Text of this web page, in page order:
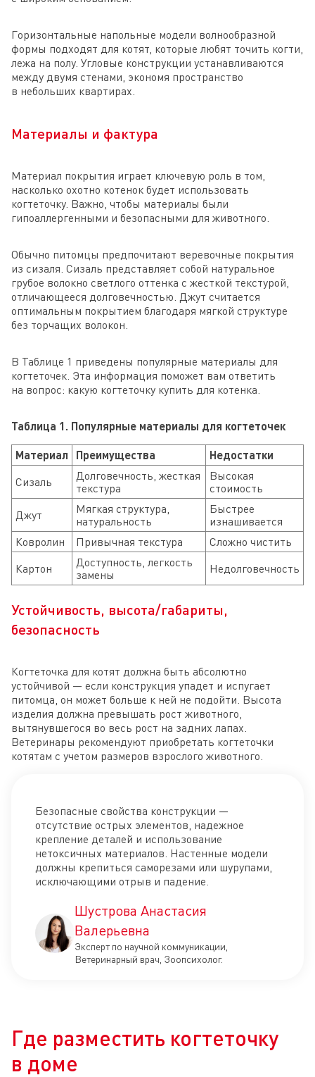
Горизонтальные напольные модели волнообразной
формы подходят для котят, которые любят точить когти,
лежа на полу. Угловые конструкции устанавливаются
между двумя стенами, экономя пространство
в небольших квартирах.
Материалы и фактура
Материал покрытия играет ключевую роль в том,
насколько охотно котенок будет использовать
когтеточку. Важно, чтобы материалы были
гипоаллергенными и безопасными для животного.
Обычно питомцы предпочитают веревочные покрытия
из сизаля. Сизаль представляет собой натуральное
грубое волокно светлого оттенка с жесткой текстурой,
отличающееся долговечностью. Джут считается
оптимальным покрытием благодаря мягкой структуре
без торчащих волокон.
В Таблице 1 приведены популярные материалы для
когтеточек. Эта информация поможет вам ответить
на вопрос: какую когтеточку купить для котенка.
Таблица 1. Популярные материалы для когтеточек
Материал Преимущества Недостатки
Сизаль
Долговечность, жесткая
текстура
Высокая
стоимость
Джут
Мягкая структура,
натуральность
Быстрее
изнашивается
Ковролин
Привычная текстура
Сложно чистить
Картон
Доступность, легкость
замены
Недолговечность
Устойчивость, высота/габариты,
безопасность
Когтеточка для котят должна быть абсолютно
устойчивой — если конструкция упадет и испугает
питомца, он может больше к ней не подойти. Высота
изделия должна превышать рост животного,
вытянувшегося во весь рост на задних лапах.
Ветеринары рекомендуют приобретать когтеточки
котятам с учетом размеров взрослого животного.
Безопасные свойства конструкции —
отсутствие острых элементов, надежное
крепление деталей и использование
нетоксичных материалов. Настенные модели
должны крепиться саморезами или шурупами,
исключающими отрыв и падение.
Шустрова Анастасия
Валерьевна
Эксперт по научной коммуникации,
Ветеринарный врач, Зоопсихолог.
Где разместить когтеточку
в доме